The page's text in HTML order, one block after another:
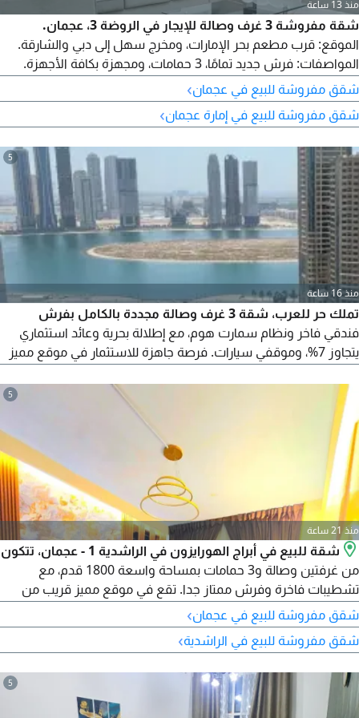
منذ 13 ساعة
شقة مفروشة 3 غرف وصالة للإيجار في الروضة 3، عجمان.
الموقع: قرب مطعم بحر الإمارات، ومخرج سهل إلى دبي والشارقة.
المواصفات: فرش جديد تمامًا، 3 حمامات، ومجهزة بكافة الأجهزة.
السعر: 6800 درهم شهريًا (شامل الفواتير والإنترنت). الحالة: جاهزة
تمامًا للمعاينة والسكن الفوري. للتواصل.
شقق مفروشة للبيع في عجمان›
شقق مفروشة للبيع في إمارة عجمان›
5
منذ 16 ساعة
تملك حر للعرب، شقة 3 غرف وصالة مجددة بالكامل بفرش
فندقي فاخر ونظام سمارت هوم، مع إطلالة بحرية وعائد استثماري
يتجاوز 7%، وموقفي سيارات. فرصة جاهزة للاستثمار في موقع مميز
5
منذ 21 ساعة
شقة للبيع في أبراج الهورايزون في الراشدية 1 - عجمان، تتكون
من غرفتين وصالة و3 حمامات بمساحة واسعة 1800 قدم، مع
تشطيبات فاخرة وفرش ممتاز جدا. تقع في موقع مميز قريب من
شارع الشيخ خليفة وبجوار جميع الخدمات والمرافق مثل الصيدليات
والهايبر ماركت. السعر 600000 درهم كاش
شقق مفروشة للبيع في عجمان›
شقق مفروشة للبيع في الراشدية›
5